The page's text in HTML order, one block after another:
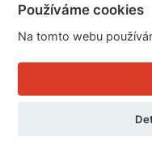
Používáme cookies
Na tomto webu